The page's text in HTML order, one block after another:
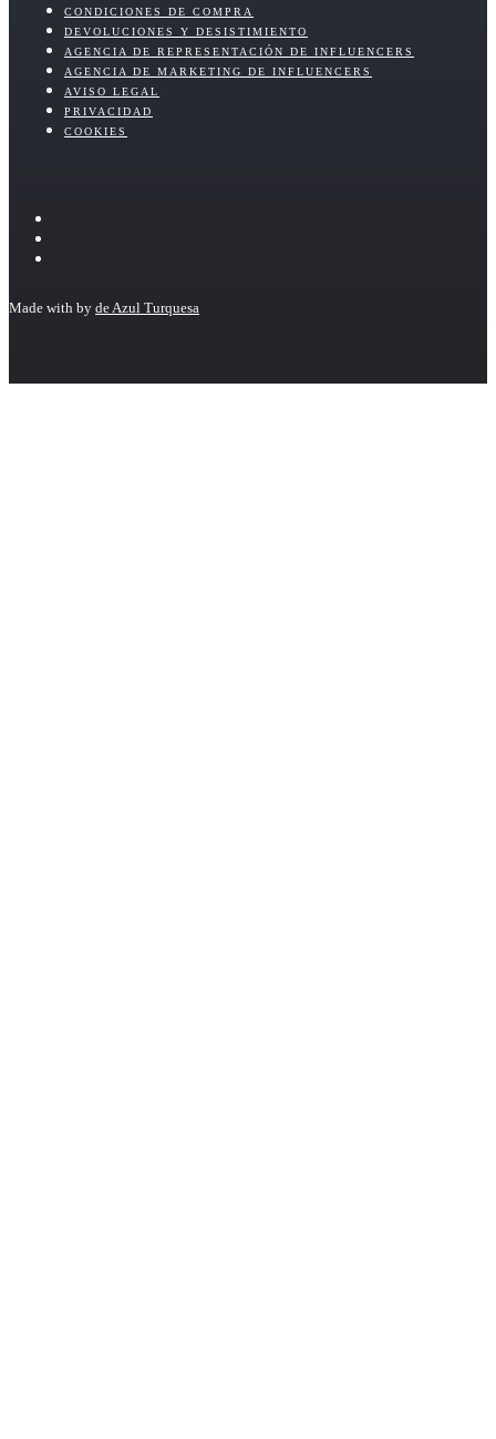
CONDICIONES DE COMPRA
DEVOLUCIONES Y DESISTIMIENTO
AGENCIA DE REPRESENTACIÓN DE INFLUENCERS
AGENCIA DE MARKETING DE INFLUENCERS
AVISO LEGAL
PRIVACIDAD
COOKIES
Made with by de Azul Turquesa